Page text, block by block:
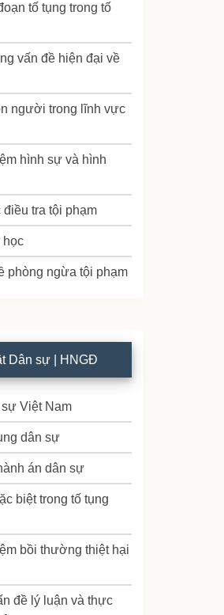
tố tụng trong tố
vấn đề hiện đại về
người trong lĩnh vực
hình sự và hình
tra tội phạm
học
phòng ngừa tội phạm
Dân sự | HNGĐ
Việt Nam
dân sự
án dân sự
biệt trong tố tụng
bồi thường thiệt hại
đề lý luận và thực